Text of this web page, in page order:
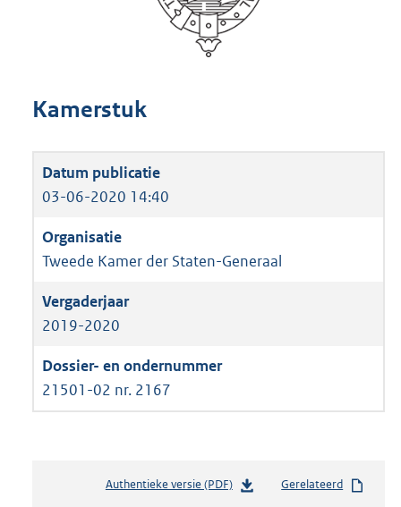
Kamerstuk
03-06-2020 14:40
Tweede Kamer der Staten-Generaal
2019-2020
21501-02 nr. 2167
Authentieke versie (PDF)b
Gerelateerd